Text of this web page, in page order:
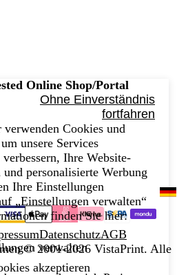
Online Shop/Portal
DatenschutzAGB
© 2001-2026 VistaPrint. Alle
Ohne Einverständnis
fortfahren
Cookies und
unsere Services
Ihre Website-
und personalisierte Werbung
Ihre Einstellungen
„Einstellungen verwalten“
finden Sie hier:
verwalten
akzeptieren